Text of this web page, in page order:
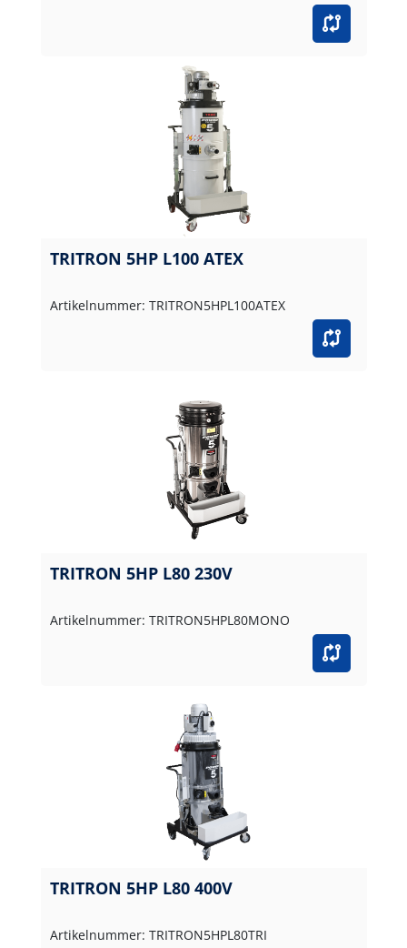
TRITRON 5HP L100 ATEX
Artikelnummer: TRITRON5HPL100ATEX
TRITRON 5HP L80 230V
Artikelnummer: TRITRON5HPL80MONO
TRITRON 5HP L80 400V
Artikelnummer: TRITRON5HPL80TRI